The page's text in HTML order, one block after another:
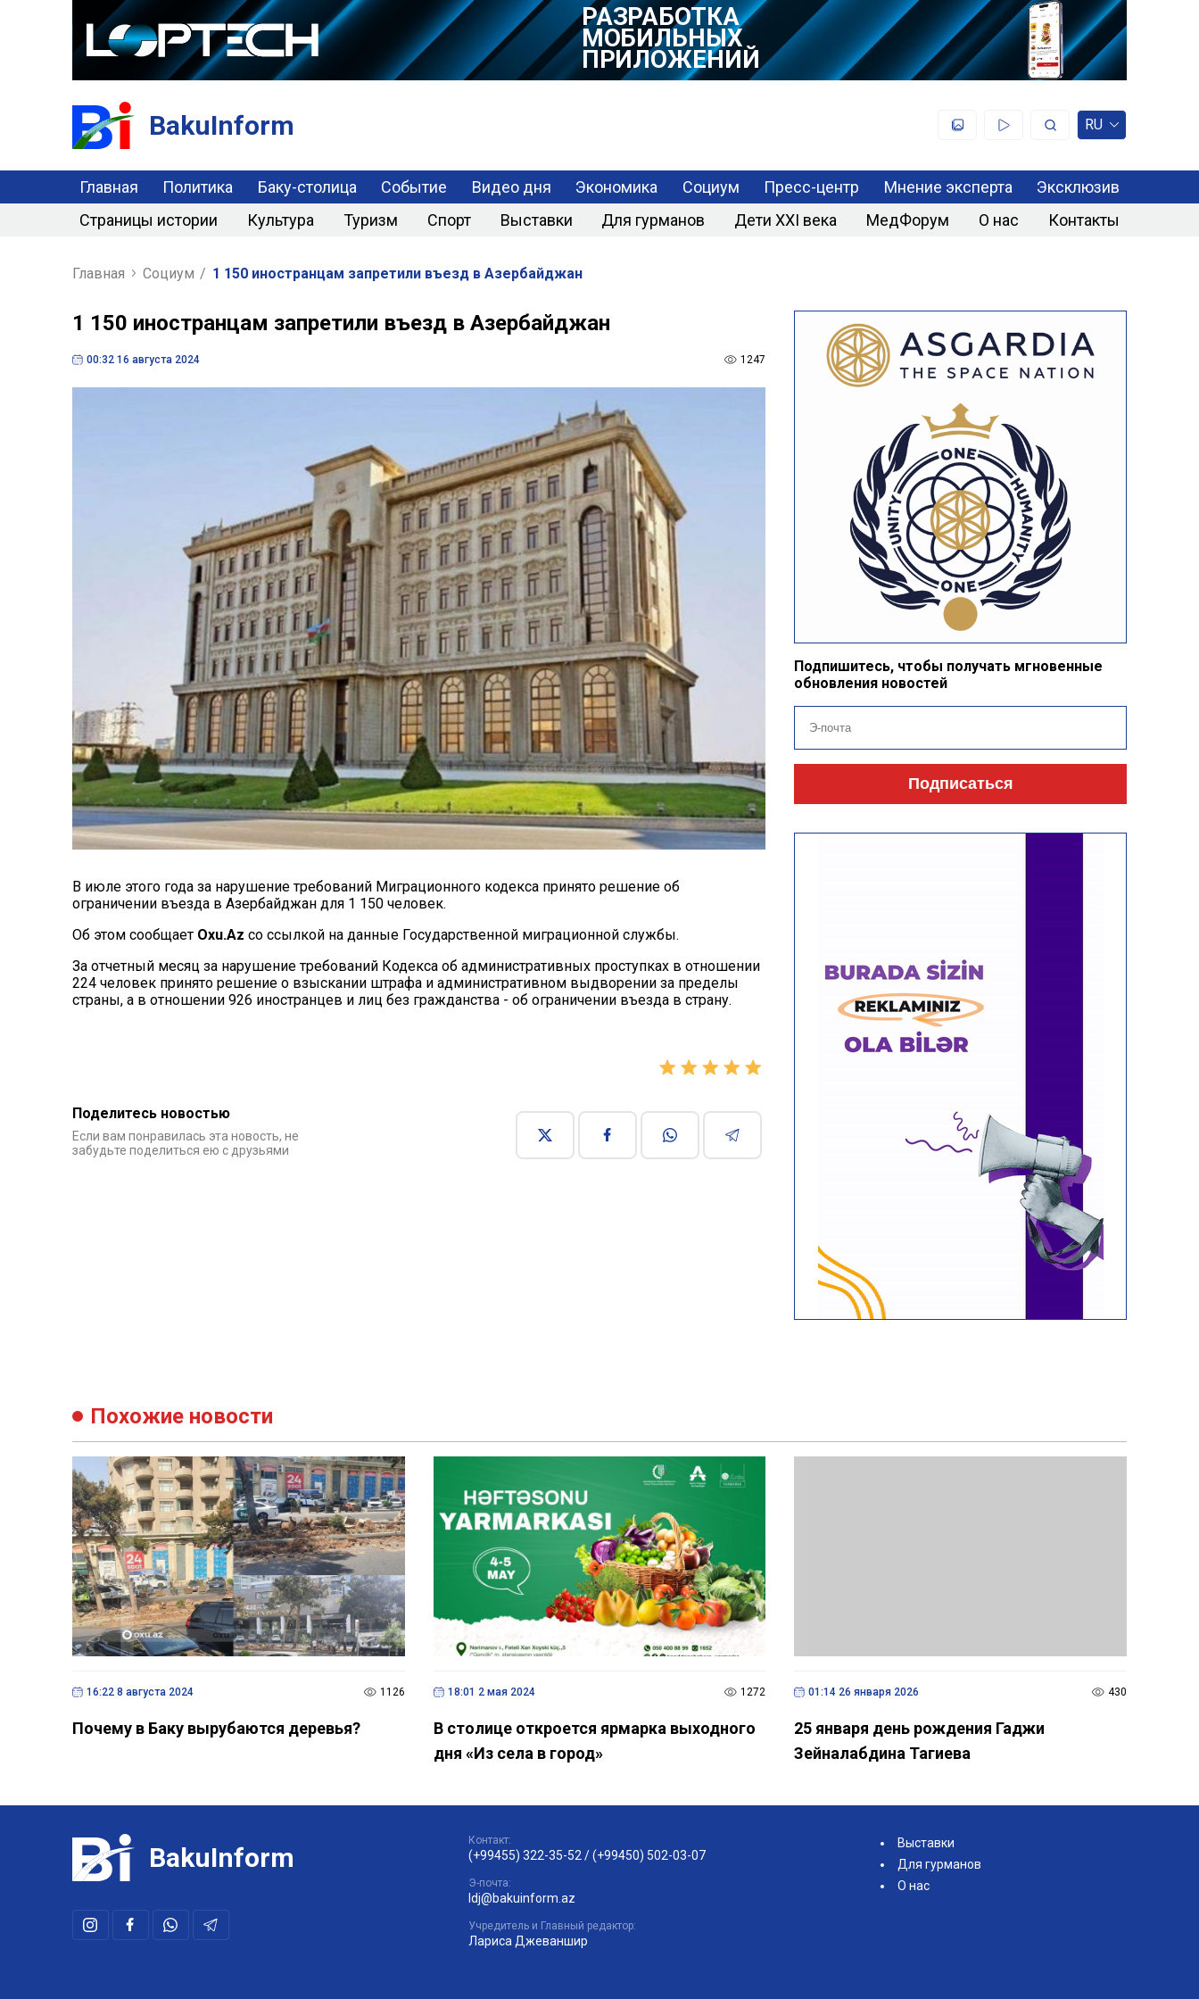
РАЗРАБОТКА
МОБИЛЬНЫХ
ПРИЛОЖЕНИЙ
BakuInform RU
Главная Политика Баку-столица Событие Видео дня Экономика Социум Пресс-центр Мнение эксперта
Эксклюзив
Страницы истории
Культура Туризм Спорт Выставки Для гурманов Дети XXI века МедФорум О нас Контакты
Главная Социум / 1 150 иностранцам запретили въезд в Азербайджан
1 150 иностранцам запретили въезд в Азербайджан
00:32 16 августа 2024 1247
В июле этого года за нарушение требований Миграционного кодекса принято решение об
ограничении въезда в Азербайджан для 1 150 человек.
Об этом сообщает Oxu.Az со ссылкой на данные Государственной миграционной службы.
За отчетный месяц за нарушение требований Кодекса об административных проступках в отношении
224 человек принято решение о взыскании штрафа и административном выдворении за пределы
страны, а в отношении 926 иностранцев и лиц без гражданства - об ограничении въезда в страну.
Поделитесь новостью
Если вам понравилась эта новость, не
забудьте поделиться ею с друзьями
Подпишитесь, чтобы получать мгновенные
обновления новостей
Подписаться
Похожие новости
16:22 8 августа 2024 1126
Почему в Баку вырубаются деревья?
18:01 2 мая 2024 1272
В столице откроется ярмарка выходного
дня «Из села в город»
01:14 26 января 2026 430
25 января день рождения Гаджи
Зейналабдина Тагиева
BakuInform
Контакт:
(+99455) 322-35-52 /(+99450) 502-03-07
Э-почта:
ldj@bakuinform.az
Учредитель и Главный редактор:
Лариса Джеваншир
Выставки
Для гурманов
О нас